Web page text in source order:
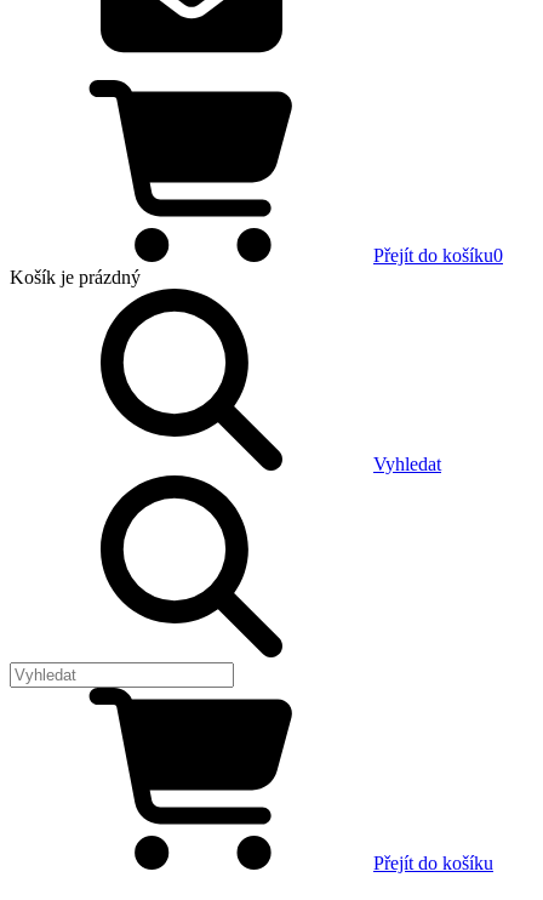
Přejít do košíku0
Košík je prázdný
Vyhledat
Přejít do košíku